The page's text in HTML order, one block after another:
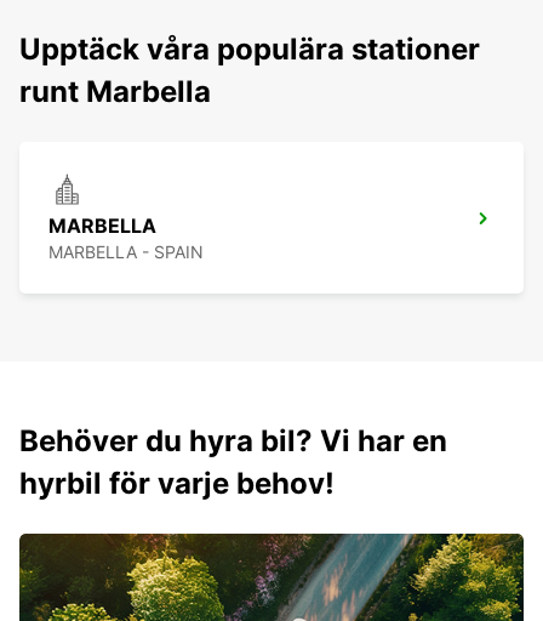
Upptäck våra populära stationer
runt Marbella
MARBELLA
MARBELLA - SPAIN
Behöver du hyra bil? Vi har en
hyrbil för varje behov!